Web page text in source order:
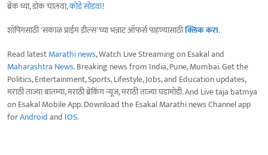
ब्रेक घ्या, डोकं चालवा,कोडे सोडवा!
शॉपिंगसाठी 'सकाळ प्राईम डील्स'च्या भन्नाट ऑफर्स पाहण्यासाठीक्लिक करा.
Read latestMarathi news, Watch Live Streaming on Esakal and
Maharashtra News. Breaking news from India, Pune, Mumbai. Get the
Politics, Entertainment, Sports, Lifestyle, Jobs, and Education updates,
मराठी ताज्या बातम्या, मराठी ब्रेकिंग न्यूज, मराठी ताज्या घडामोडी. And Live taja batmya
on Esakal Mobile App. Download the Esakal Marathi news Channel app
forAndroidand IOS.